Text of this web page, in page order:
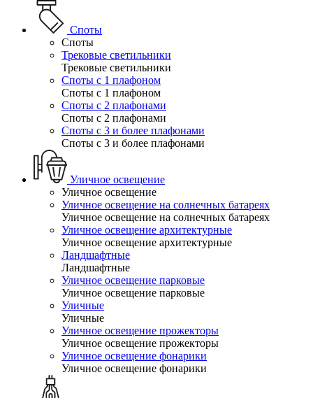
Споты
Споты
Трековые светильники
Трековые светильники
Споты с 1 плафоном
Споты с 1 плафоном
Споты с 2 плафонами
Споты с 2 плафонами
Споты с 3 и более плафонами
Споты с 3 и более плафонами
Уличное освещение
Уличное освещение
Уличное освещение на солнечных батареях
Уличное освещение на солнечных батареях
Уличное освещение архитектурные
Уличное освещение архитектурные
Ландшафтные
Ландшафтные
Уличное освещение парковые
Уличное освещение парковые
Уличные
Уличные
Уличное освещение прожекторы
Уличное освещение прожекторы
Уличное освещение фонарики
Уличное освещение фонарики